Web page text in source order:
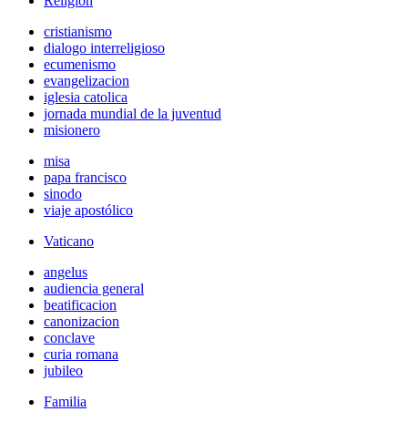
cristianismo
dialogo interreligioso
ecumenismo
evangelizacion
iglesia catolica
jornada mundial de la juventud
misionero
misa
papa francisco
sinodo
viaje apostólico
Vaticano
angelus
audiencia general
beatificacion
canonizacion
conclave
curia romana
jubileo
Familia